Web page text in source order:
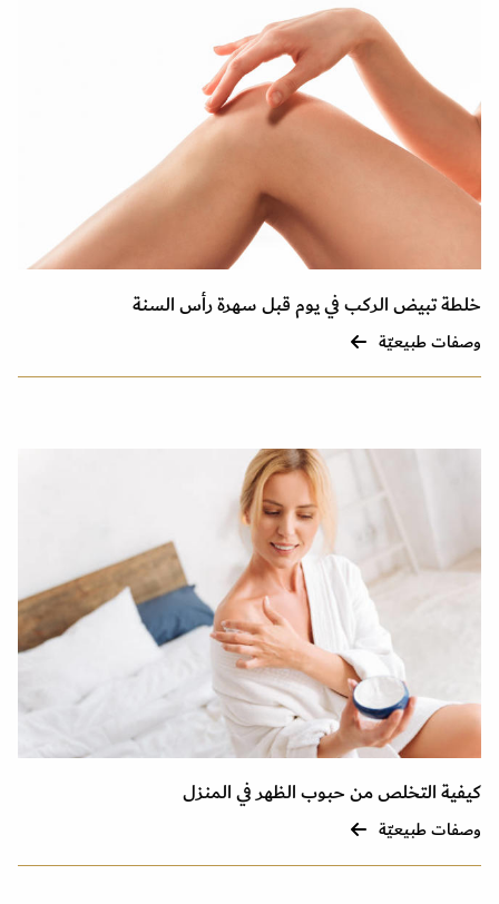
خلطة تبيض الركب في يوم قبل سهرة رأس السنة
وصفات طبيعيّة
كيفية التخلص من حبوب الظهر في المنزل
وصفات طبيعيّة